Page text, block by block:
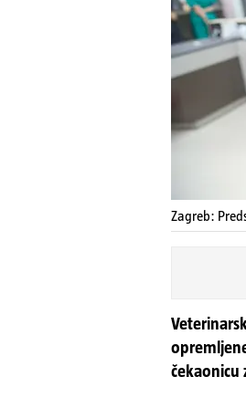
Zagreb:
čekaonicu